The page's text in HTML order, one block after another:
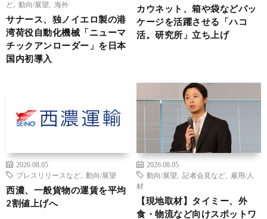
ど
動向/展望 海外
サナース、独ノイエロ製の港
湾荷役自動化機械「ニューマ
チックアンローダー」を日本
国内初導入
カウネット、箱や袋などパッ
ケージを活躍させる「ハコ
活。研究所」立ち上げ
2026.08.05
プレスリリースなど
動向/展望
西濃、一般貨物の運賃を平均
2割値上げへ
2026.08.05
動向/展望
記者会見など
雇用/人
材
【現地取材】タイミー、外
食・物流など向けスポットワ